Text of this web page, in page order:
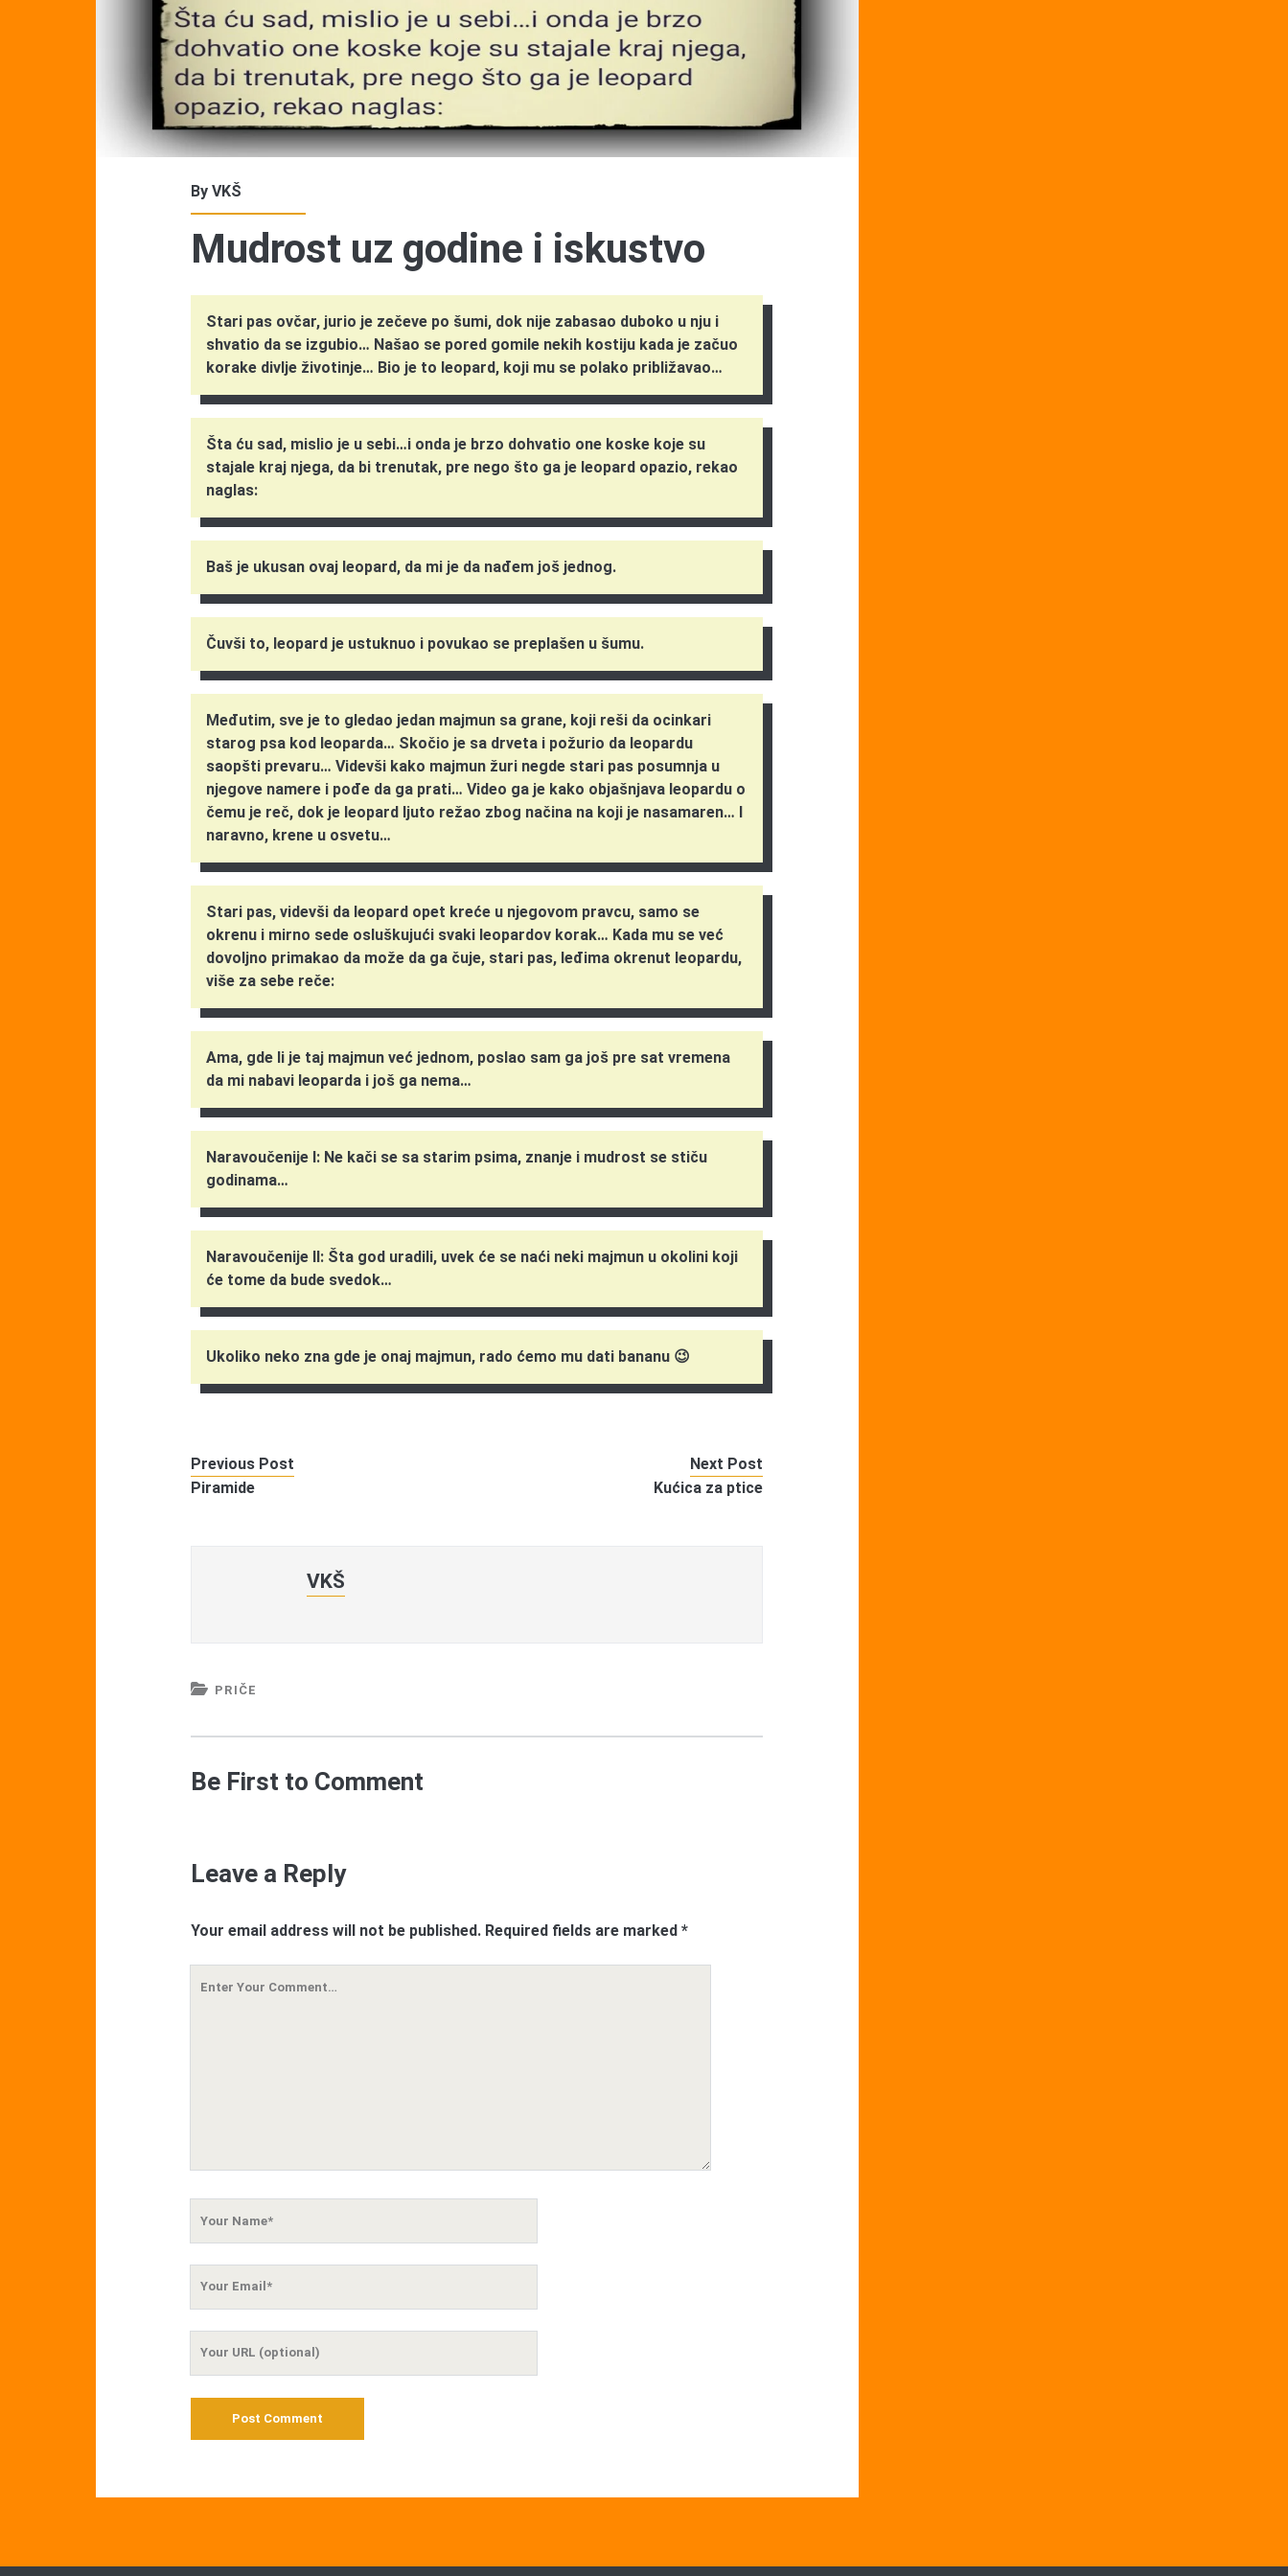
ByVKŠ
Mudrost uz godine i iskustvo
Stari pas ovčar, jurio je zečeve po šumi, dok nije zabasao duboko u nju i
shvatio da se izgubio… Našao se pored gomile nekih kostiju kada je začuo
korake divlje životinje… Bio je to leopard, koji mu se polako približavao…
Šta ću sad, mislio je u sebi…i onda je brzo dohvatio one koske koje su
stajale kraj njega, da bi trenutak, pre nego što ga je leopard opazio, rekao
naglas:
Baš je ukusan ovaj leopard, da mi je da nađem još jednog.
Čuvši to, leopard je ustuknuo i povukao se preplašen u šumu.
Međutim, sve je to gledao jedan majmun sa grane, koji reši da ocinkari
starog psa kod leoparda… Skočio je sa drveta i požurio da leopardu
saopšti prevaru… Videvši kako majmun žuri negde stari pas posumnja u
njegove namere i pođe da ga prati… Video ga je kako objašnjava leopardu o
čemu je reč, dok je leopard ljuto režao zbog načina na koji je nasamaren… I
naravno, krene u osvetu…
Stari pas, videvši da leopard opet kreće u njegovom pravcu, samo se
okrenu i mirno sede osluškujući svaki leopardov korak… Kada mu se već
dovoljno primakao da može da ga čuje, stari pas, leđima okrenut leopardu,
više za sebe reče:
Ama, gde li je taj majmun već jednom, poslao sam ga još pre sat vremena
da mi nabavi leoparda i još ga nema…
Naravoučenije I: Ne kači se sa starim psima, znanje i mudrost se stiču
godinama…
Naravoučenije II: Šta god uradili, uvek će se naći neki majmun u okolini koji
će tome da bude svedok…
Ukoliko neko zna gde je onaj majmun, rado ćemo mu dati bananu 😉
Previous Post
Piramide
Next Post
Kućica za ptice
VKŠ
PRIČE
Be First to Comment
Leave a Reply
Your email address will not be published. Required fields are marked*